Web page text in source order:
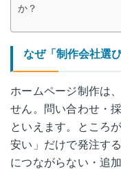
か？
なぜ「制作会社選
ホームページ制作は
せん。問い合わせ・
といえます。ところ
安い」だけで発注す
につながらない・追